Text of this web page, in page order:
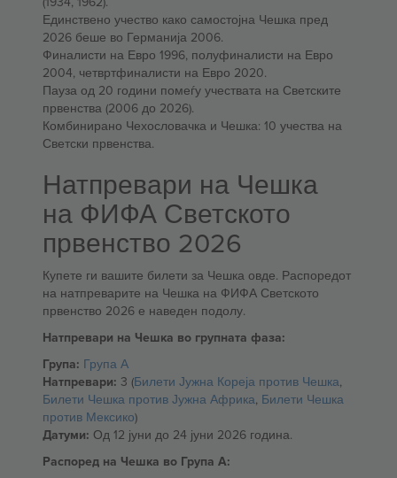
Единствено учество како самостојна Чешка пред
2026 беше во Германија 2006.
Финалисти на Евро 1996, полуфиналисти на Евро
2004, четвртфиналисти на Евро 2020.
Пауза од 20 години помеѓу учествата на Светските
првенства (2006 до 2026).
Комбинирано Чехословачка и Чешка: 10 учества на
Светски првенства.
Натпревари на Чешка
на ФИФА Светското
првенство 2026
Купете ги вашите билети за Чешка овде. Распоредот
на натпреварите на Чешка на ФИФА Светското
првенство 2026 е наведен подолу.
Натпревари на Чешка во групната фаза:
Група: Група А
Натпревари: 3 (Билети Јужна Кореја против Чешка,
Билети Чешка против Јужна Африка, Билети Чешка
против Мексико)
Датуми: Од 12 јуни до 24 јуни 2026 година.
Распоред на Чешка во Група А: